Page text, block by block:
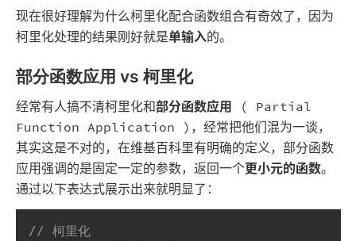
现在很好理解为什么柯里化配合函数组合有奇效了，因为
柯里化处理的结果刚好就是单输入的。
部分函数应用 vs 柯里化
经常有人搞不清柯里化和部分函数应用 ( Partial
Function Application )，经常把他们混为一谈，
其实这是不对的，在维基百科里有明确的定义，部分函数
应用强调的是固定一定的参数，返回一个更小元的函数。
通过以下表达式展示出来就明显了：
// 柯里化